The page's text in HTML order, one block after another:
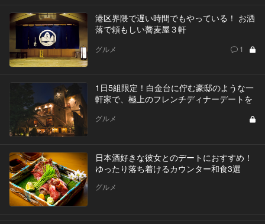
港区界隈で遅い時間でもやっている！ お洒
落で頼もしい蕎麦屋３軒
グルメ 1
1日5組限定！白金台に佇む豪邸のような一
軒家で、極上のフレンチディナーデートを
グルメ
日本酒好きな彼女とのデートにおすすめ！
ゆったり落ち着けるカウンター和食3選
グルメ